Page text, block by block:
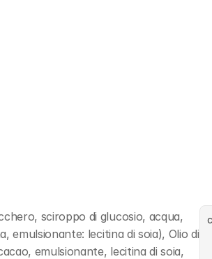
sciroppo di glucosio, acqua,
emulsionante: lecitina di soia), Olio di
emulsionante, lecitina di soia,